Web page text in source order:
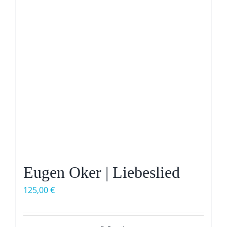
Eugen Oker | Liebeslied
125,00€